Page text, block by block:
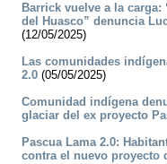
Barrick vuelve a la
del Huasco” denuncia
(12/05/2025)
Las comunidades
2.0 (05/05/2025)
Comunidad indígena
glaciar del ex proyecto
Pascua Lama 2.0:
contra el nuevo proyecto